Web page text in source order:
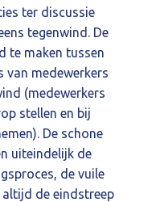
ter discussie
tegenwind. De
te maken tussen
van medewerkers
(medewerkers
stellen en bij
De schone
uiteindelijk de
de vuile
de eindstreep